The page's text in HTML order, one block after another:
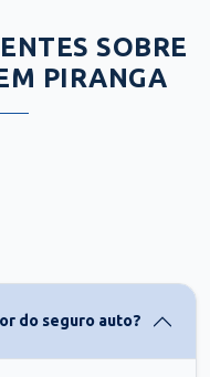
SOBRE
PIRANGA
do seguro auto?